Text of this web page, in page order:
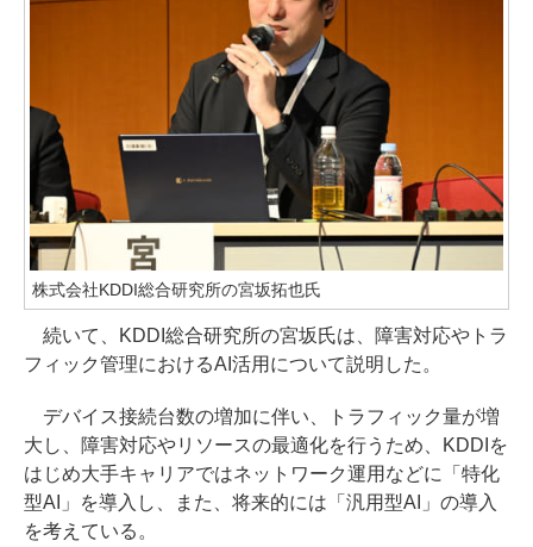
株式会社KDDI総合研究所の宮坂拓也氏
続いて、KDDI総合研究所の宮坂氏は、障害対応やトラ
フィック管理におけるAI活用について説明した。
デバイス接続台数の増加に伴い、トラフィック量が増
大し、障害対応やリソースの最適化を行うため、KDDIを
はじめ大手キャリアではネットワーク運用などに「特化
型AI」を導入し、また、将来的には「汎用型AI」の導入
を考えている。